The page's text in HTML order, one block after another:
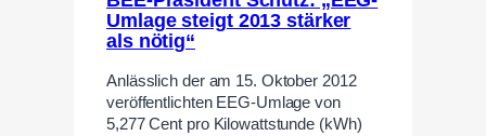
Umlage steigt 2013 stärker
als nötig“
Anlässlich der am 15. Oktober 2012
veröffentlichten EEG-Umlage von
5,277 Cent pro Kilowattstunde (kWh)